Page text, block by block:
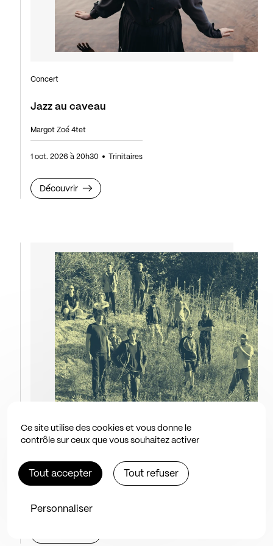
Ce site utilise des cookies et vous donne le
contrôle sur ceux que vous souhaitez activer
Tout accepter Tout refuser
Personnaliser
Jazz au caveau
Concert
Margot Zoé 4tet
1 oct. 2026 à 20h30 Trinitaires
Découvrir
La Colonie de Vacances
Concert